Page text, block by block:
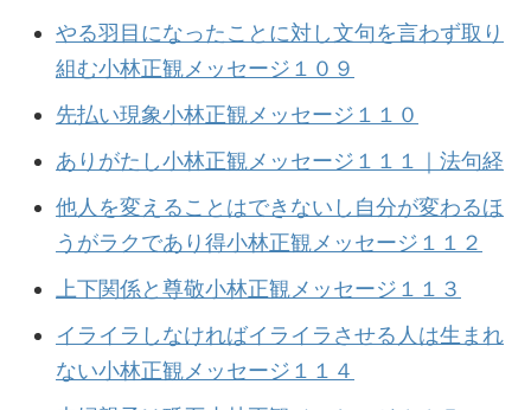
やる羽目になったことに対し文句を言わず取り
組む小林正観メッセージ１０９
先払い現象小林正観メッセージ１１０
ありがたし小林正観メッセージ１１１｜法句経
他人を変えることはできないし自分が変わるほ
うがラクであり得小林正観メッセージ１１２
上下関係と尊敬小林正観メッセージ１１３
イライラしなければイライラさせる人は生まれ
ない小林正観メッセージ１１４